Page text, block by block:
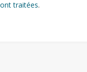
traitées.